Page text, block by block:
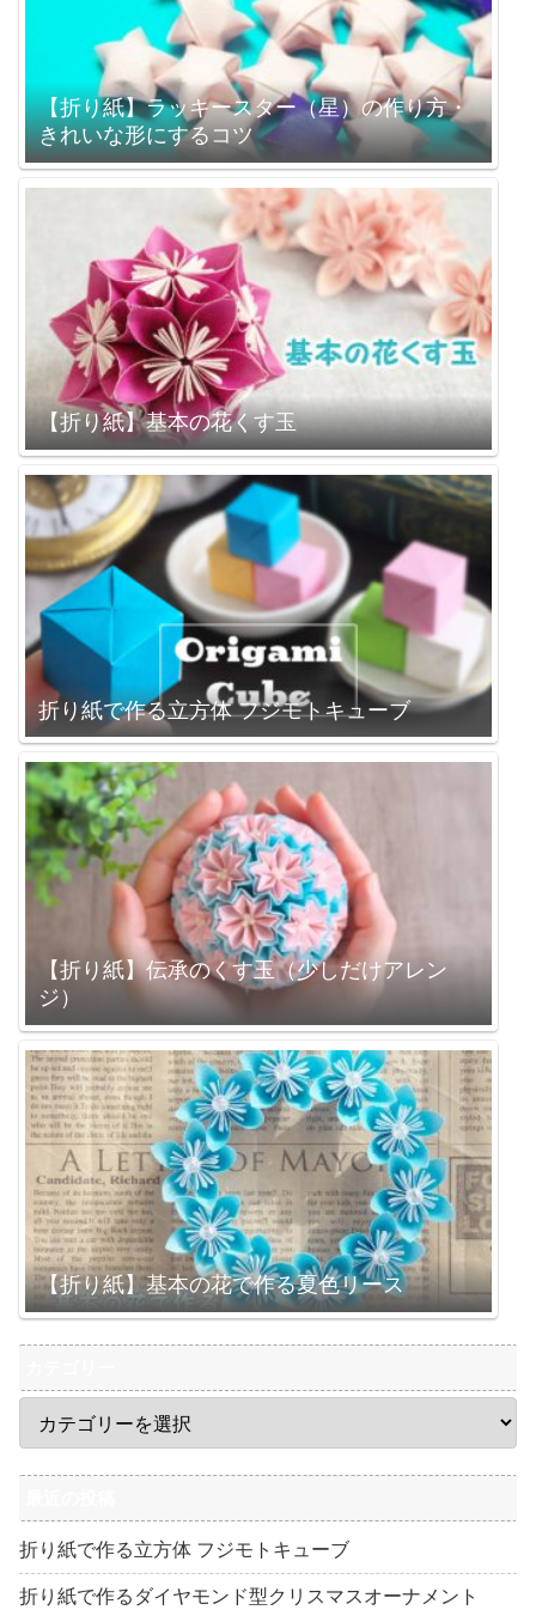
【折り紙】ラッキースター（星）の作り方・
きれいな形にするコツ
【折り紙】基本の花くす玉
折り紙で作る立方体 フジモトキューブ
【折り紙】伝承のくす玉（少しだけアレン
ジ）
【折り紙】基本の花で作る夏色リース
折り紙で作る立方体 フジモトキューブ
折り紙で作るダイヤモンド型クリスマスオーナメント